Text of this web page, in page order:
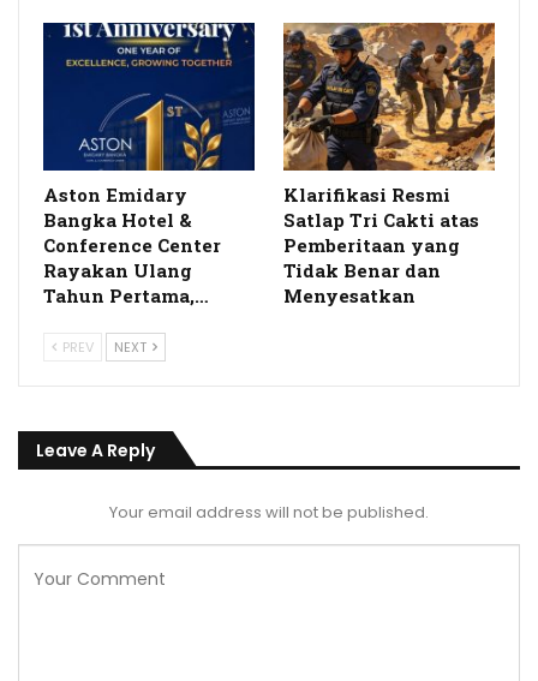
Aston Emidary
Bangka Hotel &
Conference Center
Rayakan Ulang
Tahun Pertama,…
Klarifikasi Resmi
Satlap Tri Cakti atas
Pemberitaan yang
Tidak Benar dan
Menyesatkan
PREV NEXT
Leave A Reply
Your email address will not be published.